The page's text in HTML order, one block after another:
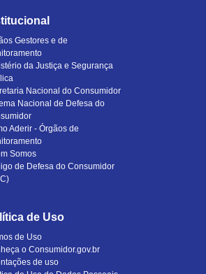
Gestores e de
da Justiça e Segurança
Nacional do Consumidor
Nacional de Defesa do
Aderir - Órgãos de
Somos
de Defesa do Consumidor
de Uso
de Uso
o Consumidor.gov.br
de uso